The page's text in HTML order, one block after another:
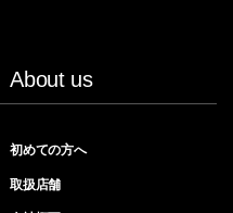
About us
初めての方へ
取扱店舗